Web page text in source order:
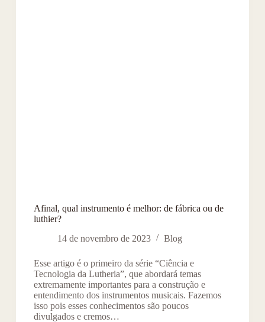
Afinal, qual instrumento é melhor: de fábrica ou de
luthier?
14 de novembro de 2023
Blog
Esse artigo é o primeiro da série “Ciência e
Tecnologia da Lutheria”, que abordará temas
extremamente importantes para a construção e
entendimento dos instrumentos musicais. Fazemos
isso pois esses conhecimentos são poucos
divulgados e cremos…